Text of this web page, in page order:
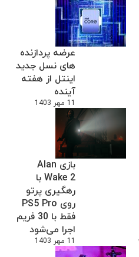
عرضه پردازنده
های نسل جدید
اینتل از هفته
آینده
11 مهر 1403
بازی Alan
Wake 2 با
رهگیری پرتو
روی PS5 Pro
فقط با 30 فریم
اجرا می‌شود
11 مهر 1403